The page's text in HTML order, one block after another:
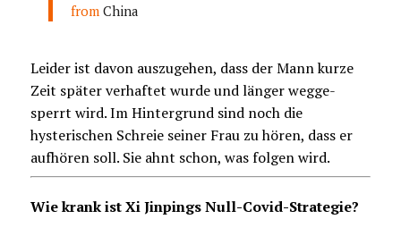
from China
Leider ist davon auszugehen, dass der Mann kurze
Zeit später verhaftet wurde und länger wegge-
sperrt wird. Im Hintergrund sind noch die
hysterischen Schreie seiner Frau zu hören, dass er
aufhören soll. Sie ahnt schon, was folgen wird.
Wie krank ist Xi Jinpings Null-Covid-Strategie?